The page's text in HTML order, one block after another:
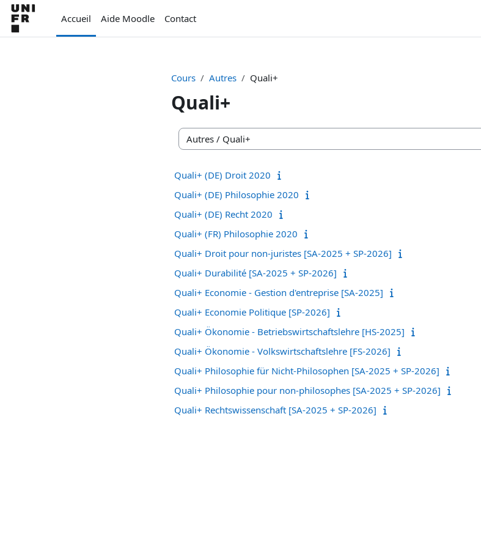
Passer au contenu principal
Accueil
Aide Moodle Contact
Cours Autres Quali+
Quali+
Catégories de cours
Quali+ (DE) Droit 2020
Quali+ (DE) Philosophie 2020
Quali+ (DE) Recht 2020
Quali+ (FR) Philosophie 2020
Quali+ Droit pour non-juristes [SA-2025 + SP-2026]
Quali+ Durabilité [SA-2025 + SP-2026]
Quali+ Economie - Gestion d'entreprise [SA-2025]
Quali+ Economie Politique [SP-2026]
Quali+ Ökonomie - Betriebswirtschaftslehre [HS-2025]
Quali+ Ökonomie - Volkswirtschaftslehre [FS-2026]
Quali+ Philosophie für Nicht-Philosophen [SA-2025 + SP-2026]
Quali+ Philosophie pour non-philosophes [SA-2025 + SP-2026]
Quali+ Rechtswissenschaft [SA-2025 + SP-2026]